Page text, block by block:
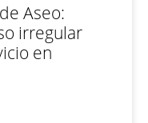
Aseo:
irregular
en